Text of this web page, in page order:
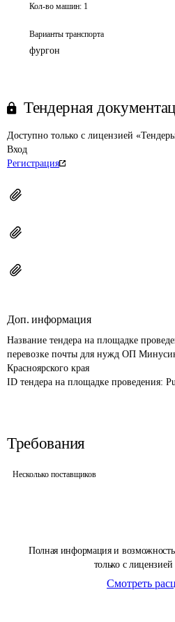
Полная информация и возможность
только с
Смотреть
Кол-во машин: 1
Варианты транспорта
фургон
Тендерная
Доступно только с лицензией
Вход
Регистрация
Доп. информация
Название тендера на площадке
перевозке почты для нужд ОП
Красноярского края
ID тендера на площадке проведения:
Требования
Несколько поставщиков